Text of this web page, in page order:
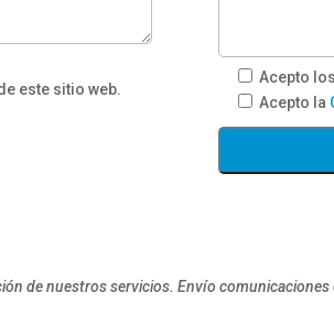
este sitio web.
Acepto los
Acepto la
de nuestros servicios. Envío comunicaciones